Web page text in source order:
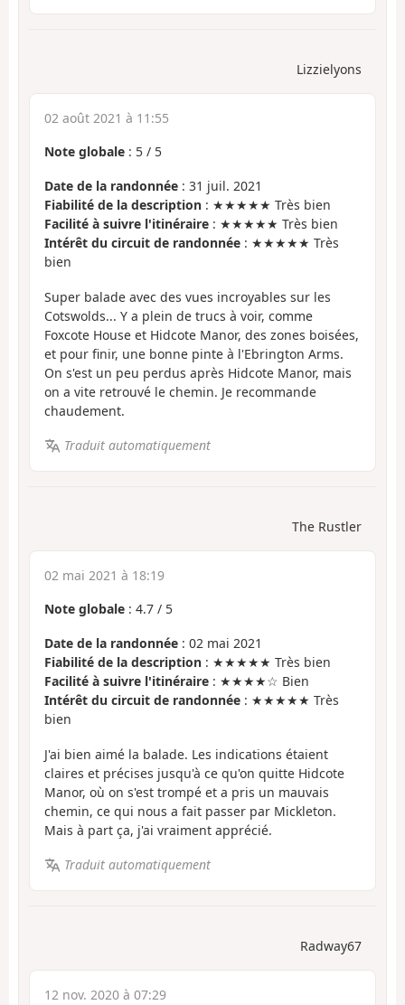
Lizzielyons
02 août 2021 à 11:55
Note globale : 5 / 5
Date de la randonnée : 31 juil. 2021
Fiabilité de la description : ★★★★★ Très bien
Facilité à suivre l'itinéraire : ★★★★★ Très bien
Intérêt du circuit de randonnée : ★★★★★ Très
bien
Super balade avec des vues incroyables sur les
Cotswolds... Y a plein de trucs à voir, comme
Foxcote House et Hidcote Manor, des zones boisées,
et pour finir, une bonne pinte à l'Ebrington Arms.
On s'est un peu perdus après Hidcote Manor, mais
on a vite retrouvé le chemin. Je recommande
chaudement.
Traduit automatiquement
The Rustler
02 mai 2021 à 18:19
Note globale : 4.7 / 5
Date de la randonnée : 02 mai 2021
Fiabilité de la description : ★★★★★ Très bien
Facilité à suivre l'itinéraire : ★★★★☆ Bien
Intérêt du circuit de randonnée : ★★★★★ Très
bien
J'ai bien aimé la balade. Les indications étaient
claires et précises jusqu'à ce qu'on quitte Hidcote
Manor, où on s'est trompé et a pris un mauvais
chemin, ce qui nous a fait passer par Mickleton.
Mais à part ça, j'ai vraiment apprécié.
Traduit automatiquement
Radway67
12 nov. 2020 à 07:29